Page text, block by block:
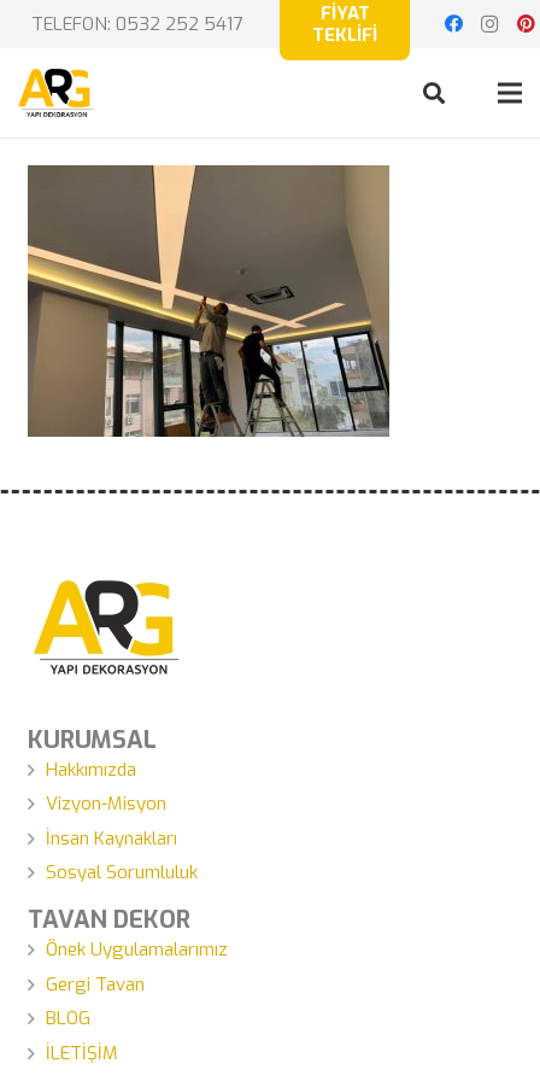
TELEFON: 0532 252 5417
FİYAT
TEKLİFİ
KURUMSAL
Hakkımızda
Vizyon-Misyon
İnsan Kaynakları
Sosyal Sorumluluk
TAVAN DEKOR
Önek Uygulamalarımız
Gergi Tavan
BLOG
İLETİŞİM